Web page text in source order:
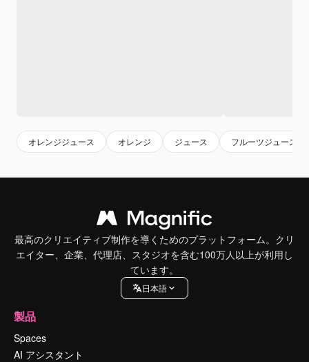
オレンジジュース オレンジ ジュース フルーツジュース
最高のクリエイティブ制作を導くためのプラットフォーム。クリ
エイター、企業、代理店、スタジオを含む100万人以上が利用し
ています。
日本語
製品
Spaces
AI アシスタント